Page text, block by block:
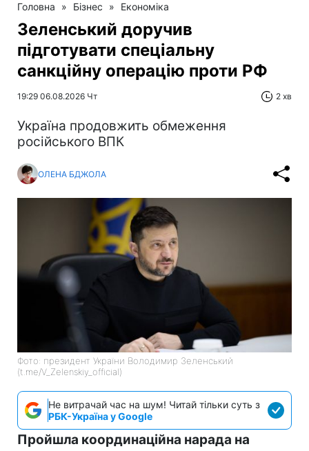
Головна » Бізнес » Економіка
Зеленський доручив
підготувати спеціальну
санкційну операцію проти РФ
19:29 06.08.2026 Чт 2 хв
Україна продовжить обмеження
російського ВПК
ОЛЕНА БДЖОЛА
Фото: президент України Володимир Зеленський
(t.me/V_Zelenskiy_official)
Не витрачай час на шум! Читай тільки суть з
РБК-Україна у Google
Пройшла координаційна нарада на